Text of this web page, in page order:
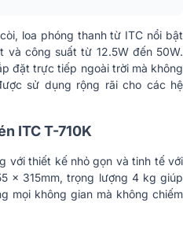
TY TNHH CK AUDIO
loa phóng thanh từ ITC nổi bật
và công suất từ 12.5W đến 50W.
đặt trực tiếp ngoài trời mà không
sử dụng rộng rãi cho các hệ
ITC T-710K
với thiết kế nhỏ gọn và tinh tế với
x 315mm, trọng lượng 4 kg giúp
mọi không gian mà không chiếm